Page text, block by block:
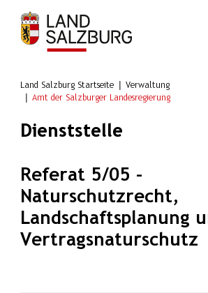
Zum Hauptinhalt springen
Land Salzburg Startseite
Verwaltung
Amt der Salzburger Landesregierung
Dienststelle
Referat 5/05 -
Naturschutzrecht,
Landschaftsplanung
Vertragsnaturschutz